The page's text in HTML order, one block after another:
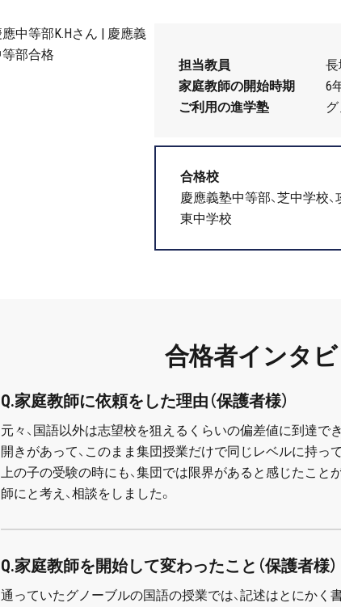
担当教員
長
家庭教師の開始時期
6
ご利用の進学塾
合格校
慶應義塾中等部、芝中学校
東中学校
合格者インタ
Q.家庭教師に依頼をした理由（保護者様）
元々、国語以外は志望校を狙えるくらいの偏差値に到達で
開きがあって、このまま集団授業だけで同じレベルに持っ
上の子の受験の時にも、集団では限界があると感じたこと
師にと考え、相談をしました。
Q.家庭教師を開始して変わったこと（保護者様）
通っていたグノーブルの国語の授業では、記述はとにかく